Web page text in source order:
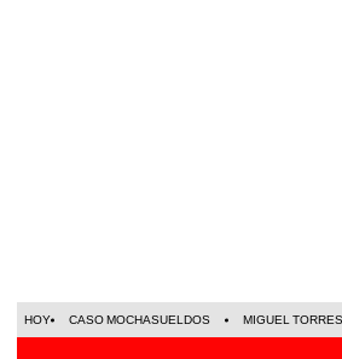
HOY CASO MOCHASUELDOS MIGUEL TORRES